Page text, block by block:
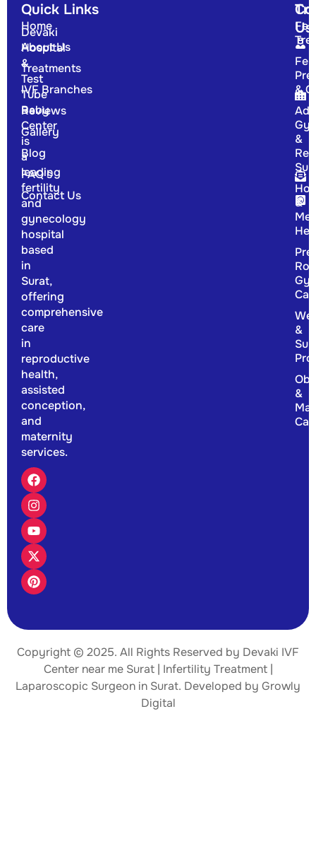
Devaki
Hospital
&
Test
Tube
Baby
Center
is
a
leading
fertility
and
gynecology
hospital
based
in
Surat,
offering
comprehensive
care
in
reproductive
health,
assisted
conception,
and
maternity
services.
Quick Links
Home
About Us
Treatments
IVF Branches
Reviews
Gallery
Blog
FAQ's
Contact Us
&
&
&
&
&
Us
Copyright © 2025. All Rights Reserved by Devaki IVF
Center near me Surat | Infertility Treatment |
Laparoscopic Surgeon in Surat. Developed by Growly
Digital